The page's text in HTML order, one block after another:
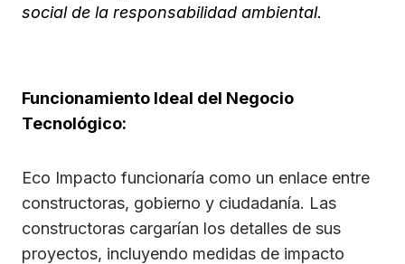
social de la responsabilidad ambiental.
Funcionamiento Ideal del Negocio
Tecnológico:
Eco Impacto funcionaría como un enlace entre
constructoras, gobierno y ciudadanía. Las
constructoras cargarían los detalles de sus
proyectos, incluyendo medidas de impacto